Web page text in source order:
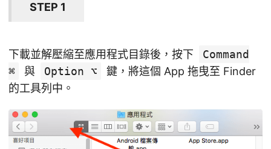
STEP 1
下載並解壓縮至應用程式目錄後，按下
Command
⌘
與 Option ⌥
鍵，將這個 App 拖曳至 Finder
的工具列中。